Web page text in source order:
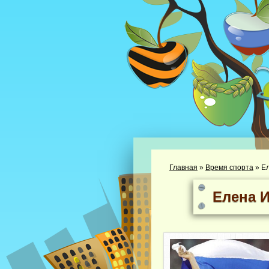
Главная » Время спорта »
Елена